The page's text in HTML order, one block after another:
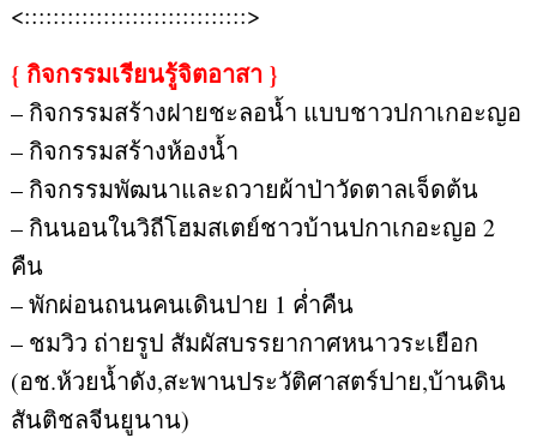
<:::::::::::::::::::::::::::::::>
{ กิจกรรมเรียนรู้จิตอาสา }
– กิจกรรมสร้างฝายชะลอน้ำ แบบชาวปกาเกอะญอ
– กิจกรรมสร้างห้องน้ำ
– กิจกรรมพัฒนาและถวายผ้าป่าวัดตาลเจ็ดต้น
– กินนอนในวิถีโฮมสเตย์ชาวบ้านปกาเกอะญอ 2
คืน
– พักผ่อนถนนคนเดินปาย 1 ค่ำคืน
– ชมวิว ถ่ายรูป สัมผัสบรรยากาศหนาวระเยือก
(อช.ห้วยน้ำดัง,สะพานประวัติศาสตร์ปาย,บ้านดิน
สันติชลจีนยูนาน)